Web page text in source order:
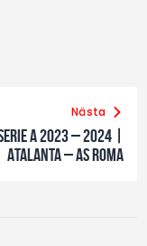
Nästa
A 2023 – 2024 |
Atalanta – AS Roma